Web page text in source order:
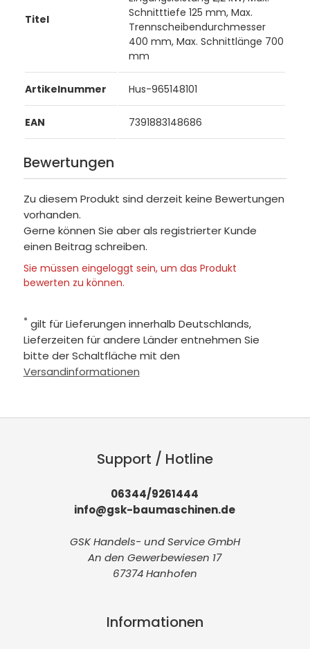
Titel
Schnitttiefe 125 mm, Max.
Trennscheibendurchmesser
400 mm, Max. Schnittlänge 700
mm
Artikelnummer Hus-965148101
EAN 7391883148686
Bewertungen
Zu diesem Produkt sind derzeit keine Bewertungen
vorhanden.
Gerne können Sie aber als registrierter Kunde
einen Beitrag schreiben.
Sie müssen eingeloggt sein, um das Produkt
bewerten zu können.
* gilt für Lieferungen innerhalb Deutschlands,
Lieferzeiten für andere Länder entnehmen Sie
bitte der Schaltfläche mit den
Versandinformationen
Support / Hotline
06344/9261444
info@gsk-baumaschinen.de
GSK Handels- und Service GmbH
An den Gewerbewiesen 17
67374 Hanhofen
Informationen